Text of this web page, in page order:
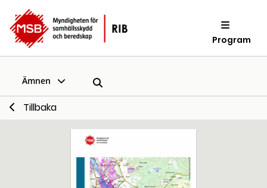
Program
Ämnen
Tillbaka